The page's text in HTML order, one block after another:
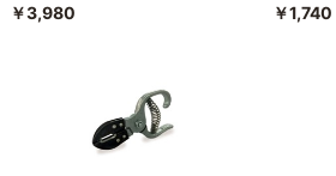
￥3,980 ￥1,740